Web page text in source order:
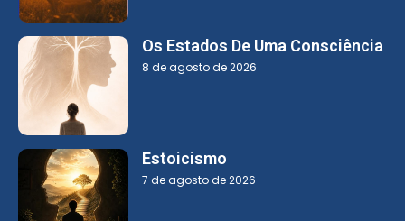
Os Estados De Uma Consciência
8 de agosto de 2026
Estoicismo
7 de agosto de 2026